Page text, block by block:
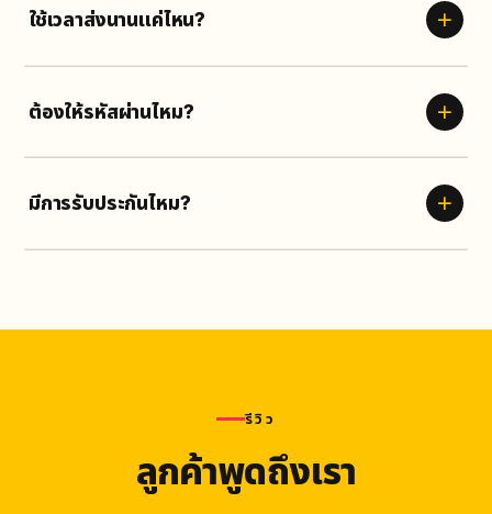
ขึ้น เพิ่มโอกาสขึ้นฟีด For You แต่เนื้อหายังเป็นปัจจัยหลัก
ใช้เวลาส่งนานแค่ไหน?
ใช้เวลาเพิ่ม
ต้องให้รหัสผ่านไหม?
มีการรับประกันไหม?
รีวิว
ลูกค้าพูดถึงเรา